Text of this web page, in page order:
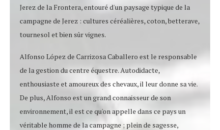
Jerez de la Frontera, entouré d'un paysage typique de la
campagne de Jerez : cultures céréalières, coton, betterave,
tournesol et bien sûr vignes.
Alfonso López de Carrizosa Caballero est le responsable
de la gestion du centre équestre. Autodidacte,
enthousiaste et amoureux des chevaux, il leur donne sa vie.
De plus, Alfonso est un grand connaisseur de son
environnement, il est ce qu'on appelle dans ce pays un
véritable homme de la campagne ; plein de sagesse,